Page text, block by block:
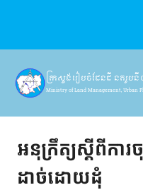
content
ក្រសួងរៀបចំដែនដី នគរូ
Ministry of Land Management, Urban
អនុក្រឹត្យស្ដីពីការ
ដាច់ដោយដុំ